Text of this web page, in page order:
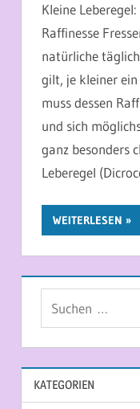
Kleine
Raffinesse
natürliche
gilt, je kleiner
muss dessen
und sich
ganz besonders
Leberegel
WEITERLESEN
KATEGORIEN